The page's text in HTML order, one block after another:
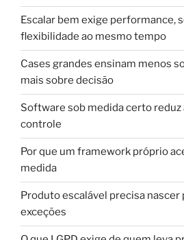
Escalar bem exige performance,
flexibilidade ao mesmo tempo
Cases grandes ensinam menos
mais sobre decisão
Software sob medida certo
controle
Por que um framework próprio
medida
Produto escalável precisa nascer
exceções